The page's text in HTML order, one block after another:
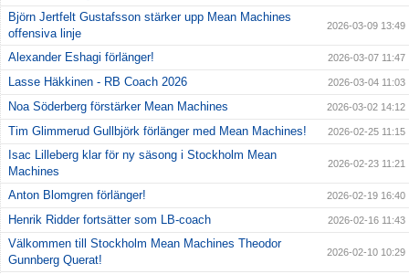
Björn Jertfelt Gustafsson stärker upp Mean Machines
offensiva linje
2026-03-09 13:49
Alexander Eshagi förlänger! 2026-03-07 11:47
Lasse Häkkinen - RB Coach 2026 2026-03-04 11:03
Noa Söderberg förstärker Mean Machines 2026-03-02 14:12
Tim Glimmerud Gullbjörk förlänger med Mean Machines! 2026-02-25 11:15
Isac Lilleberg klar för ny säsong i Stockholm Mean
Machines
2026-02-23 11:21
Anton Blomgren förlänger! 2026-02-19 16:40
Henrik Ridder fortsätter som LB-coach 2026-02-16 11:43
Välkommen till Stockholm Mean Machines Theodor
Gunnberg Querat!
2026-02-10 10:29